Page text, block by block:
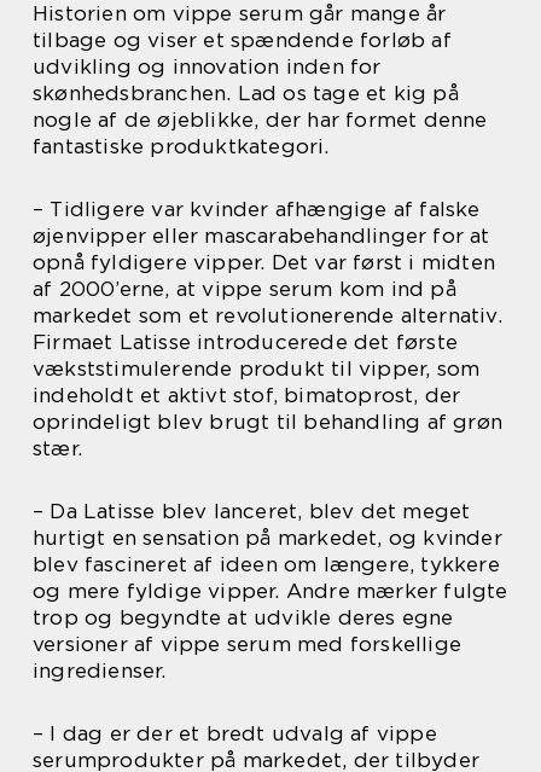
Historien om vippe serum går mange år
tilbage og viser et spændende forløb af
udvikling og innovation inden for
skønhedsbranchen. Lad os tage et kig på
nogle af de øjeblikke, der har formet denne
fantastiske produktkategori.
– Tidligere var kvinder afhængige af falske
øjenvipper eller mascarabehandlinger for at
opnå fyldigere vipper. Det var først i midten
af 2000’erne, at vippe serum kom ind på
markedet som et revolutionerende alternativ.
Firmaet Latisse introducerede det første
vækststimulerende produkt til vipper, som
indeholdt et aktivt stof, bimatoprost, der
oprindeligt blev brugt til behandling af grøn
stær.
– Da Latisse blev lanceret, blev det meget
hurtigt en sensation på markedet, og kvinder
blev fascineret af ideen om længere, tykkere
og mere fyldige vipper. Andre mærker fulgte
trop og begyndte at udvikle deres egne
versioner af vippe serum med forskellige
ingredienser.
– I dag er der et bredt udvalg af vippe
serumprodukter på markedet, der tilbyder